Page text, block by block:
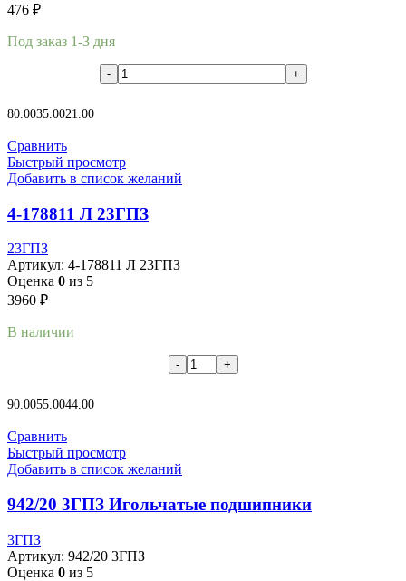
476 ₽
Под заказ 1-3 дня
80.0035.0021.00
Сравнить
Быстрый просмотр
Добавить в список желаний
4-178811 Л 23ГПЗ
23ГПЗ
Артикул: 4-178811 Л 23ГПЗ
Оценка 0 из 5
3960 ₽
В наличии
90.0055.0044.00
Сравнить
Быстрый просмотр
Добавить в список желаний
942/20 3ГПЗ Игольчатые подшипники
3ГПЗ
Артикул: 942/20 3ГПЗ
Оценка 0 из 5